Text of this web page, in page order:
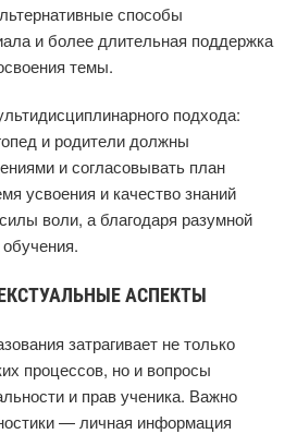
способы
и более длительная поддержка
темы.
подхода:
и родители должны
и согласовывать план
усвоения и качество знаний
воли, а благодаря разумной
АСПЕКТЫ
затрагивает не только
процессов, но и вопросы
и прав ученика. Важно
— личная информация